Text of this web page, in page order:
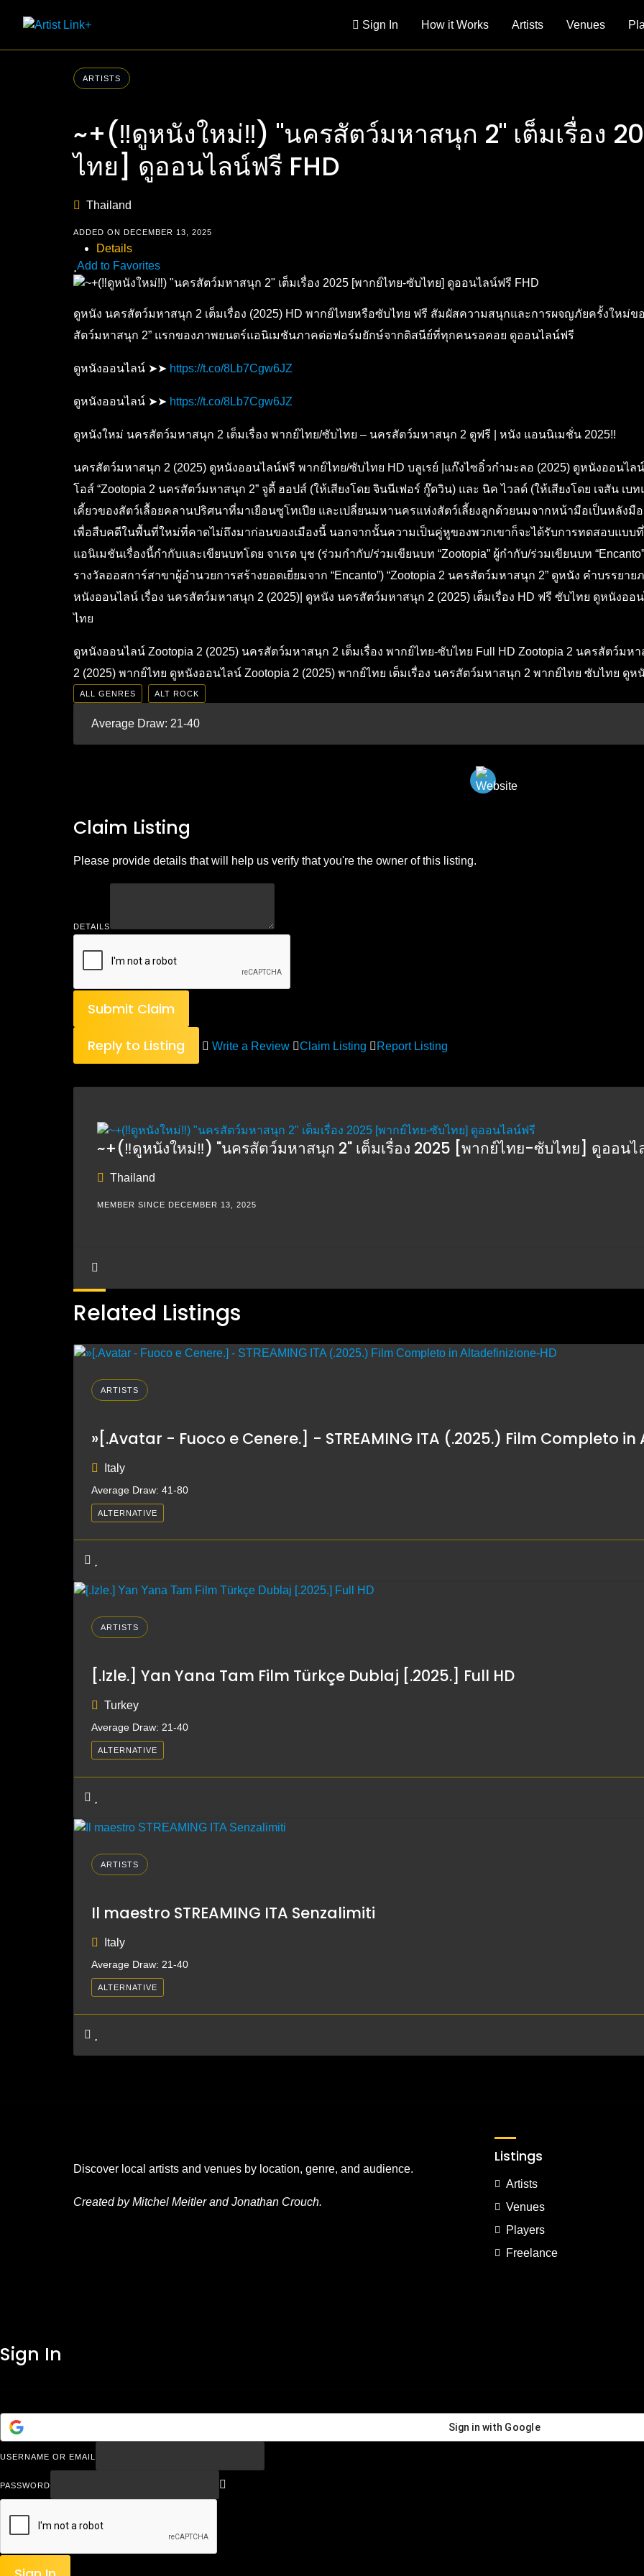
Sign In How it Works Artists Venues
ARTISTS
~+(‼️ดูหนังใหม่‼️) "นครสัตว์มหาสนุก 2" เต็มเรื่อง
ไทย] ดูออนไลน์ฟรี FHD
Thailand
ADDED ON DECEMBER 13, 2025
Details
Add to Favorites
ดูหนัง นครสัตว์มหาสนุก 2 เต็มเรื่อง (2025) HD พากย์ไทยหรือซับไทย ฟรี สัมผัสความสนุกและการผจญภัยครั้งใหม่ข
สัตว์มหาสนุก 2” แรกของภาพยนตร์แอนิเมชันภาคต่อฟอร์มยักษ์จากดิสนีย์ที่ทุกคนรอคอย ดูออนไลน์ฟรี
ดูหนังออนไลน์ ➤➤ https://t.co/8Lb7Cgw6JZ
ดูหนังออนไลน์ ➤➤ https://t.co/8Lb7Cgw6JZ
ดูหนังใหม่ นครสัตว์มหาสนุก 2 เต็มเรื่อง พากย์ไทย/ซับไทย – นครสัตว์มหาสนุก 2 ดูฟรี | หนัง แอนนิเมชั่น 2025!!
นครสัตว์มหาสนุก 2 (2025) ดูหนังออนไลน์ฟรี พากย์ไทย/ซับไทย HD บลูเรย์ |แก๊งไซอิ๋วกำมะลอ (2025) ดูหนังออน
โอส์​ “Zootopia 2 นครสัตว์มหาสนุก 2” จูดี้ ฮอปส์ (ให้เสียงโดย จินนีเฟอร์ กู๊ดวิน) และ นิค ไวลด์ (ให้เสียงโดย เจสัน เ
เคี้ยวของสัตว์เลื้อยคลานปริศนาที่มาเยือนซูโทเปีย และเปลี่ยนมหานครแห่งสัตว์เลี้ยงลูกด้วยนมจากหน้ามือเป็นหลัง
เพื่อสืบคดีในพื้นที่ใหม่ที่คาดไม่ถึงมาก่อนของเมืองนี้ นอกจากนั้นความเป็นคู่หูของพวกเขาก็จะได้รับการทดสอบแบบ
แอนิเมชันเรื่องนี้กำกับและเขียนบทโดย จาเรด บุช (ร่วมกำกับ/ร่วมเขียนบท “Zootopia” ผู้กำกับ/ร่วมเขียนบท
รางวัลออสการ์สาขาผู้อำนวยการสร้างยอดเยี่ยมจาก “Encanto”) “Zootopia 2 นครสัตว์มหาสนุก 2” ดูหนัง คำบรรย
หนังออนไลน์ เรื่อง นครสัตว์มหาสนุก 2 (2025)| ดูหนัง นครสัตว์มหาสนุก 2 (2025) เต็มเรื่อง HD ฟรี ซับไทย ดูหนังออ
ไทย
ดูหนังออนไลน์ Zootopia 2 (2025) นครสัตว์มหาสนุก 2 เต็มเรื่อง พากย์ไทย-ซับไทย Full HD Zootopia 2 นครสัตว์
2 (2025) พากย์ไทย ดูหนังออนไลน์ Zootopia 2 (2025) พากย์ไทย เต็มเรื่อง นครสัตว์มหาสนุก 2 พากย์ไทย ซับไทย ดู
ALL GENRES ALT ROCK
Average Draw: 21-40
Claim Listing
Please provide details that will help us verify that you're the owner of this listing.
DETAILS
Submit Claim
Reply to Listing Write a Review Claim Listing Report Listing
~+(‼️ดูหนังใหม่‼️) "นครสัตว์มหาสนุก 2" เต็มเรื่อง 2025 [พากย์ไทย-ซับไทย] ดูออน
Thailand
MEMBER SINCE DECEMBER 13, 2025
Related Listings
ARTISTS
»[.Avatar - Fuoco e Cenere.] - STREAMING ITA (.2025.) Film Completo
Italy
Average Draw: 41-80
ALTERNATIVE
ARTISTS
[.Izle.] Yan Yana Tam Film Türkçe Dublaj [.2025.] Full HD
Turkey
Average Draw: 21-40
ALTERNATIVE
ARTISTS
Il maestro STREAMING ITA Senzalimiti
Italy
Average Draw: 21-40
ALTERNATIVE
Discover local artists and venues by location, genre, and audience.
Created by Mitchel Meitler and Jonathan Crouch.
Listings
Artists
Venues
Players
Freelance
Sign In
Sign in with Google
USERNAME OR EMAIL
PASSWORD